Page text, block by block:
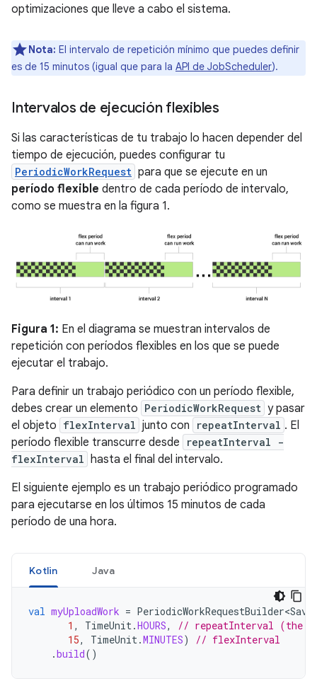
optimizaciones que lleve a cabo el sistema.
Nota: El intervalo de repetición mínimo que puedes definir
es de 15 minutos (igual que para la API de JobScheduler).
Intervalos de ejecución flexibles
Si las características de tu trabajo lo hacen depender del
tiempo de ejecución, puedes configurar tu
PeriodicWorkRequest para que se ejecute en un
período flexible dentro de cada período de intervalo,
como se muestra en la figura 1.
Figura 1: En el diagrama se muestran intervalos de
repetición con períodos flexibles en los que se puede
ejecutar el trabajo.
Para definir un trabajo periódico con un período flexible,
debes crear un elemento PeriodicWorkRequest y pasar
el objeto flexInterval junto con repeatInterval . El
período flexible transcurre desde
repeatInterval -
flexInterval
hasta el final del intervalo.
El siguiente ejemplo es un trabajo periódico programado
para ejecutarse en los últimos 15 minutos de cada
período de una hora.
Kotlin Java
val myUploadWork =
1 , TimeUnit.HOURS,
// repeatInterval (the
15, TimeUnit.MINUTES)
// flexInterval
.build()